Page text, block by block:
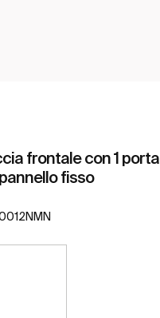
frontale con 1 porta
fisso